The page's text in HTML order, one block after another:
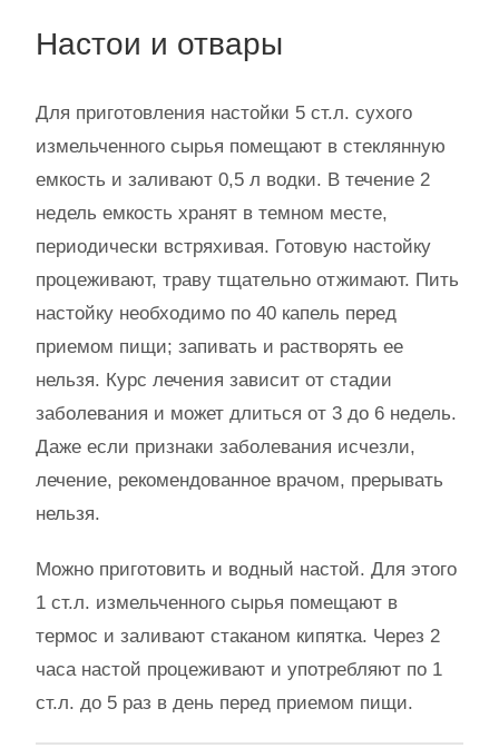
Настои и отвары
Для приготовления настойки 5 ст.л. сухого
измельченного сырья помещают в стеклянную
емкость и заливают 0,5 л водки. В течение 2
недель емкость хранят в темном месте,
периодически встряхивая. Готовую настойку
процеживают, траву тщательно отжимают. Пить
настойку необходимо по 40 капель перед
приемом пищи; запивать и растворять ее
нельзя. Курс лечения зависит от стадии
заболевания и может длиться от 3 до 6 недель.
Даже если признаки заболевания исчезли,
лечение, рекомендованное врачом, прерывать
нельзя.
Можно приготовить и водный настой. Для этого
1 ст.л. измельченного сырья помещают в
термос и заливают стаканом кипятка. Через 2
часа настой процеживают и употребляют по 1
ст.л. до 5 раз в день перед приемом пищи.